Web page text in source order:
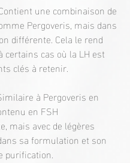
une combinaison de
Pergoveris, mais dans
différente. Cela le rend
certains cas où la LH est
clés à retenir.
à Pergoveris en
en FSH
mais avec de légères
sa formulation et son
purification.